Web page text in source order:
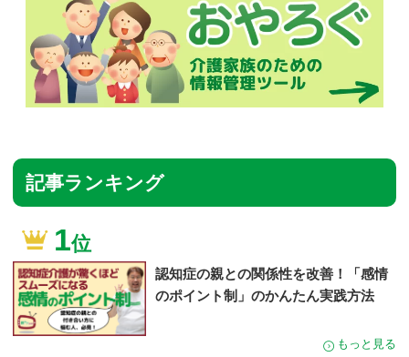
記事ランキング
1位
認知症の親との関係性を改善！「感情
のポイント制」のかんたん実践方法
もっと見る